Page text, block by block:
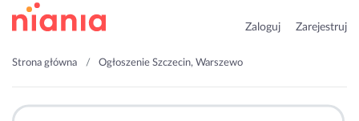
Zaloguj Zarejestruj
Strona główna Ogłoszenie Szczecin, Warszewo